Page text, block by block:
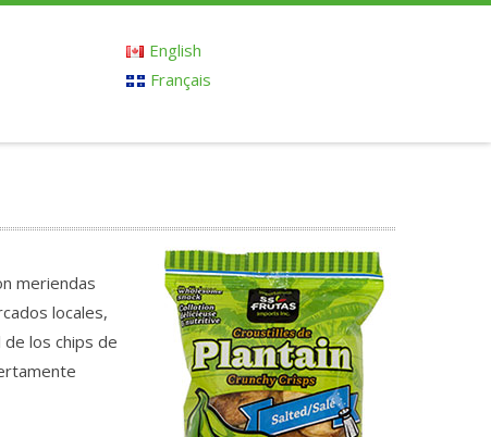
English
Français
meriendas
locales,
los chips de